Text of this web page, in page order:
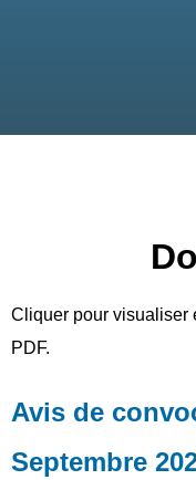
Cliquer pour visualiser
PDF.
Avis de
Septembre